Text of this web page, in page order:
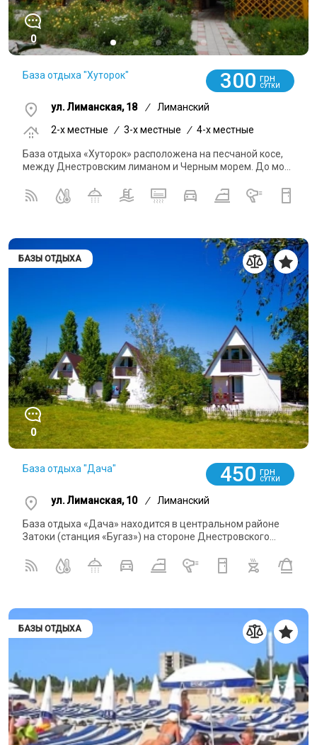
0
База отдыха "Хуторок" 300 грн
СУТКИ
ул. Лиманская, 18 /
Лиманский
2-x местные / 3-x местные / 4-x местные
База отдыха «Хуторок» расположена на песчаной косе,
между Днестровским лиманом и Черным морем. До мо...
БАЗЫ ОТДЫХА
0
База отдыха "Дача" 450 грн
СУТКИ
ул. Лиманская, 10 / Лиманский
База отдыха «Дача» находится в центральном районе
Затоки (станция «Бугаз») на стороне Днестровского...
БАЗЫ ОТДЫХА